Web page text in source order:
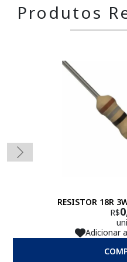
Produtos
RESISTOR 18R
R$
Adicionar